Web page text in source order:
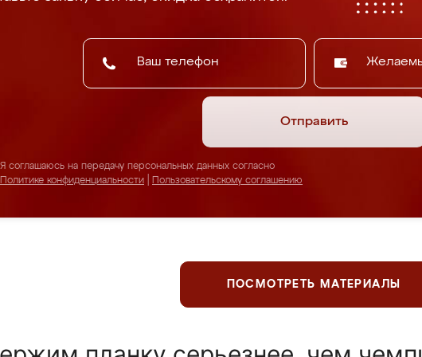
Отправить
Я соглашаюсь на передачу персональных данных согласно
Политике конфиденциальности
Пользовательскому соглашению
ПОСМОТРЕТЬ МАТЕРИАЛЫ